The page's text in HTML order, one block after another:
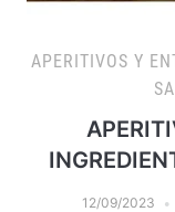
APERITIVOS Y
12/09/2023